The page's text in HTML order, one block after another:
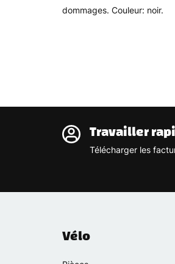
dommages. Couleur: noir.
Travailler
Télécharger les
Vélo